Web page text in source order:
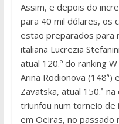
Assim, e depois do
para 40 mil dólares, os
estão preparados para
italiana Lucrezia
atual 120.º do ranking
Arina Rodionova (148ª)
Zavatska, atual 150.ª
triunfou num torneio de
em Oeiras, no